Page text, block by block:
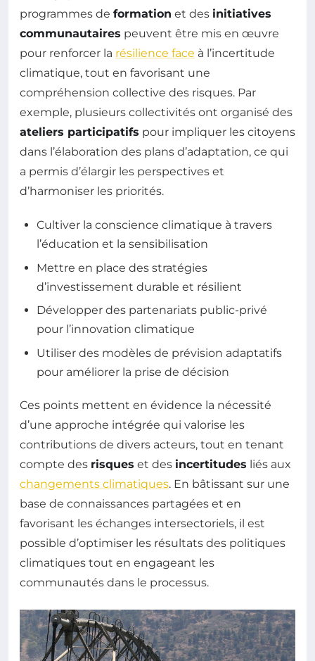
programmes de formation et des initiatives
communautaires peuvent être mis en œuvre
pour renforcer la résilience face à l’incertitude
climatique, tout en favorisant une
compréhension collective des risques. Par
exemple, plusieurs collectivités ont organisé des
ateliers participatifs pour impliquer les citoyens
dans l’élaboration des plans d’adaptation, ce qui
a permis d’élargir les perspectives et
d’harmoniser les priorités.
Cultiver la conscience climatique à travers
l’éducation et la sensibilisation
Mettre en place des stratégies
d’investissement durable et résilient
Développer des partenariats public-privé
pour l’innovation climatique
Utiliser des modèles de prévision adaptatifs
pour améliorer la prise de décision
Ces points mettent en évidence la nécessité
d’une approche intégrée qui valorise les
contributions de divers acteurs, tout en tenant
compte des risques et des incertitudes liés aux
changements climatiques. En bâtissant sur une
base de connaissances partagées et en
favorisant les échanges intersectoriels, il est
possible d’optimiser les résultats des politiques
climatiques tout en engageant les
communautés dans le processus.